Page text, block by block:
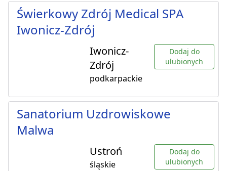
Świerkowy Zdrój Medical SPA
Iwonicz-Zdrój
Iwonicz-
Zdrój
podkarpackie
Dodaj do
ulubionych
Sanatorium Uzdrowiskowe
Malwa
Ustroń
śląskie
Dodaj do
ulubionych